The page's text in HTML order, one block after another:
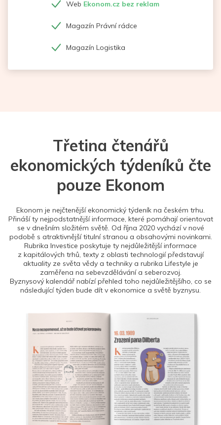
Web Ekonom.cz bez reklam
Magazín Právní rádce
Magazín Logistika
Třetina čtenářů
ekonomických týdeníků čte
pouze Ekonom
Ekonom je nejčtenější ekonomický týdeník na českém trhu.
Přináší ty nejpodstatnější informace, které pomáhají orientovat
se v dnešním složitém světě. Od října 2020 vychází v nové
podobě s atraktivnější titulní stranou a obsahovými novinkami.
Rubrika Investice poskytuje ty nejdůležitější informace
z kapitálových trhů, texty z oblasti technologií představují
aktuality ze světa vědy a techniky a rubrika Lifestyle je
zaměřena na sebevzdělávání a seberozvoj.
Byznysový kalendář nabízí přehled toho nejdůležitějšího, co se
následující týden bude dít v ekonomice a světě byznysu.